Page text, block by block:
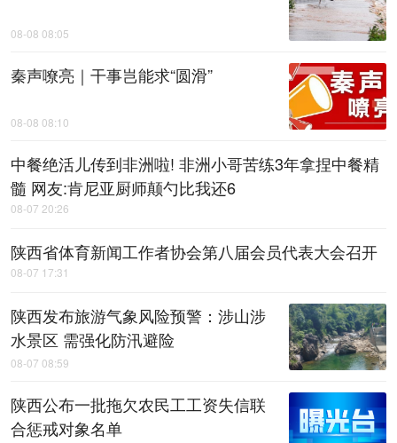
08-08 08:05
秦声嘹亮｜干事岂能求“圆滑”
08-08 08:10
中餐绝活儿传到非洲啦! 非洲小哥苦练3年拿捏中餐精
髓 网友:肯尼亚厨师颠勺比我还6
08-07 20:26
陕西省体育新闻工作者协会第八届会员代表大会召开
08-07 17:31
陕西发布旅游气象风险预警：涉山涉
水景区 需强化防汛避险
08-07 08:59
陕西公布一批拖欠农民工工资失信联
合惩戒对象名单